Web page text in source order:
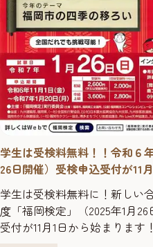
学生は受検料無料！！令和６
26日開催）受検申込受付が11
学生は受検料無料に！新しい
度「福岡検定」（2025年1月
受付が11月1日から始まりま